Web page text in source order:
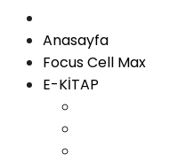
Anasayfa
Focus Cell Max
E-KİTAP